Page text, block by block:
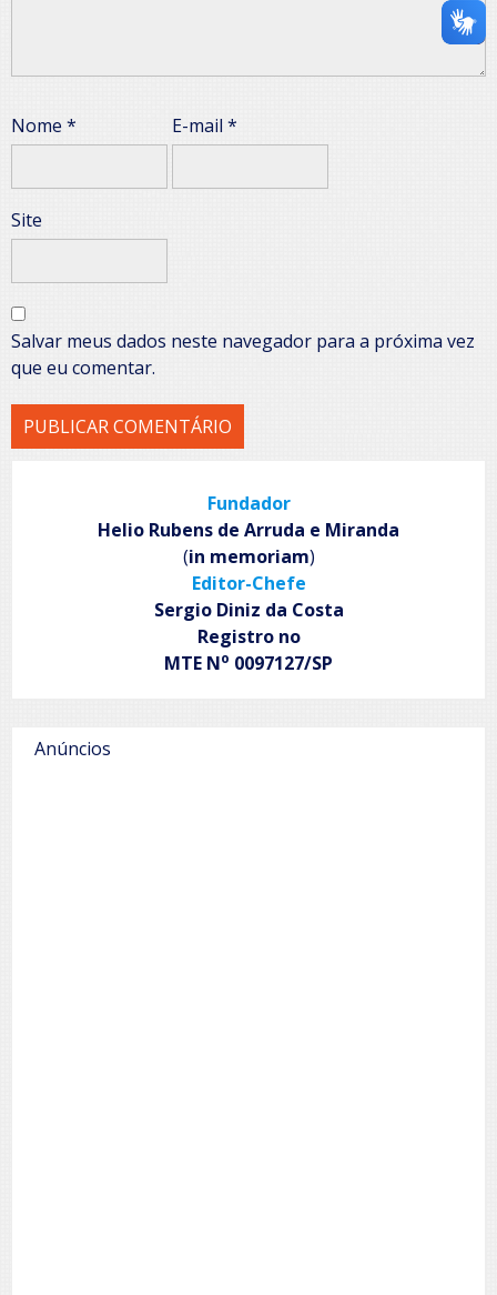
Nome* E-mail *
Site
Salvar meus dados neste navegador para a próxima vez
que eu comentar.
Fundador
Helio Rubens de Arruda e Miranda
(in memoriam)
Editor-Chefe
Sergio Diniz da Costa
Registro no
MTE No 0097127/SP
Anúncios